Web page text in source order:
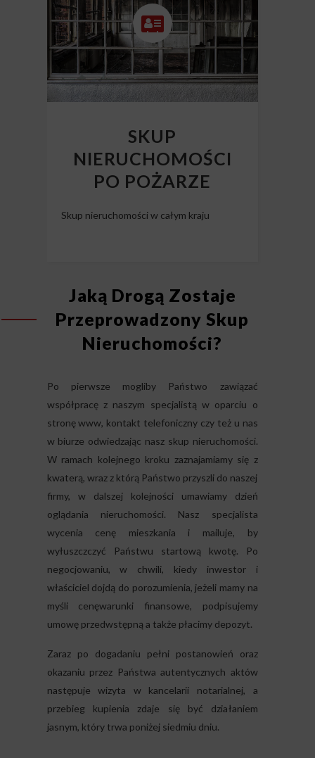
SKUP
NIERUCHOMOŚCI
PO POŻARZE
Skup nieruchomości w całym kraju
Jaką Drogą Zostaje
Przeprowadzony Skup
Nieruchomości?
Po pierwsze mogliby Państwo zawiązać
współpracę z naszym specjalistą w oparciu o
stronę www, kontakt telefoniczny czy też u nas
w biurze odwiedzając nasz skup nieruchomości.
W ramach kolejnego kroku zaznajamiamy się z
kwaterą, wraz z którą Państwo przyszli do naszej
firmy, w dalszej kolejności umawiamy dzień
oglądania nieruchomości. Nasz specjalista
wycenia cenę mieszkania i mailuje, by
wyłuszczczyć Państwu startową kwotę. Po
negocjowaniu, w chwili, kiedy inwestor i
właściciel dojdą do porozumienia, jeżeli mamy na
myśli cenęwarunki finansowe, podpisujemy
umowę przedwstępną a także płacimy depozyt.
Zaraz po dogadaniu pełni postanowień oraz
okazaniu przez Państwa autentycznych aktów
następuje wizyta w kancelarii notarialnej, a
przebieg kupienia zdaje się być działaniem
jasnym, który trwa poniżej siedmiu dniu.